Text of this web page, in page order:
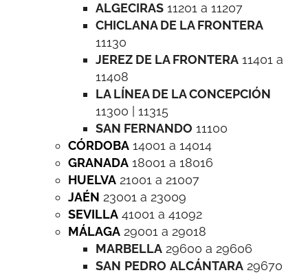
ALGECIRAS 11201 a 11207
CHICLANA DE LA FRONTERA
11130
JEREZ DE LA FRONTERA 11401 a
11408
LA LÍNEA DE LA CONCEPCIÓN
11300 | 11315
SAN FERNANDO 11100
CÓRDOBA 14001 a 14014
GRANADA 18001 a 18016
HUELVA 21001 a 21007
JAÉN 23001 a 23009
SEVILLA 41001 a 41092
MÁLAGA 29001 a 29018
MARBELLA 29600 a 29606
SAN PEDRO ALCÁNTARA 29670